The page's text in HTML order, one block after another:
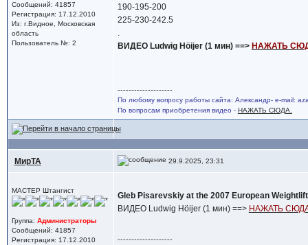
Сообщений: 41857
Регистрация: 17.12.2010
Из: г.Видное, Московская
область
Пользователь №: 2
190-195-200
225-230-242.5
.
ВИДЕО Ludwig Höijer (1 мин) ==> НАЖАТЬ
--------------------
По любому вопросу работы сайта: Александр- e-mail:
По вопросам приобретения видео - НАЖАТЬ СЮДА.
МирТА 29.9.2025, 23:31
МАСТЕР Штангист
Группа: Администраторы
Сообщений: 41857
Регистрация: 17.12.2010
Gleb Pisarevskiy at the 2007 European
ВИДЕО Ludwig Höijer (1 мин) ==> НАЖАТЬ
--------------------